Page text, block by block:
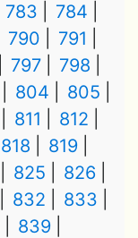
783
784
790
791
797
798
804
805
811
812
818
819
825
826
832
833
839